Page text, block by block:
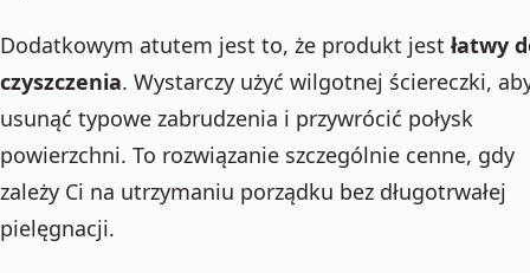
Dodatkowym atutem jest to, że produkt jest łatwy
czyszczenia. Wystarczy użyć wilgotnej ściereczki,
usunąć typowe zabrudzenia i przywrócić połysk
powierzchni. To rozwiązanie szczególnie cenne, gdy
zależy Ci na utrzymaniu porządku bez długotrwałej
pielęgnacji.